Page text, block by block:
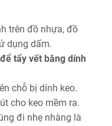
trên đồ nhựa, đồ
dụng dấm.
tẩy vết băng dính
chỗ bị dính keo.
cho keo mềm ra.
đi nhẹ nhàng là